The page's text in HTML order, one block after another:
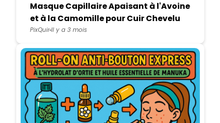
Masque Capillaire Apaisant à l'Avoine
et à la Camomille pour Cuir Chevelu
Sensible
PixQuirIl y a 3 mois